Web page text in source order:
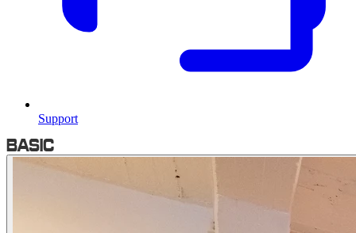
Support